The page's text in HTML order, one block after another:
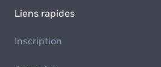
Liens rapides
Inscription